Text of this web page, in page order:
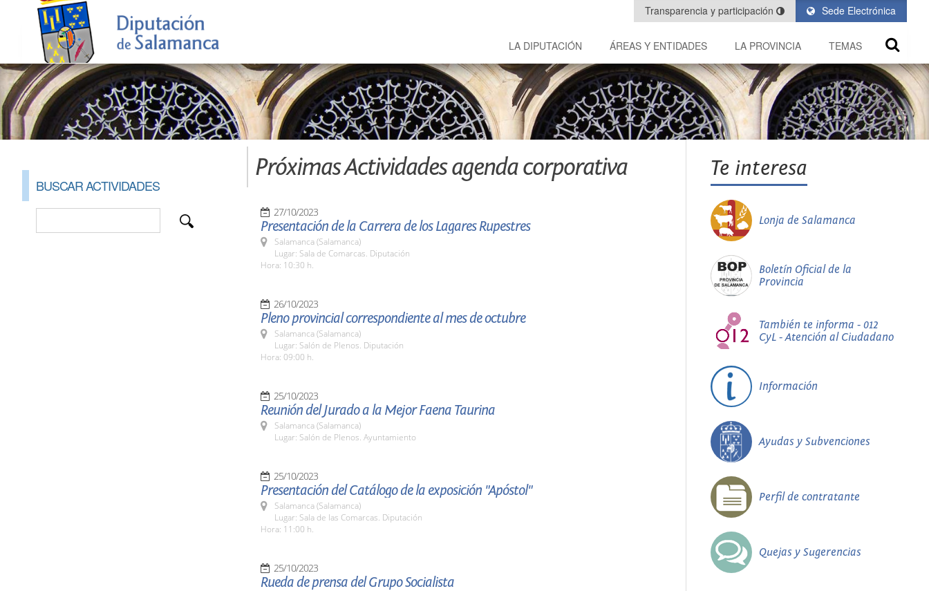
Sede Electrónica
Transparencia y participación
LA DIPUTACIÓN ÁREAS Y ENTIDADES LA PROVINCIA TEMAS
BUSCAR ACTIVIDADES
Próximas Actividades agenda corporativa
27/10/2023
Presentación de la Carrera de los Lagares Rupestres
Salamanca (Salamanca)
Lugar: Sala de Comarcas. Diputación
Hora: 10:30 h.
26/10/2023
Pleno provincial correspondiente al mes de octubre
Salamanca (Salamanca)
Lugar: Salón de Plenos. Diputación
Hora: 09:00 h.
25/10/2023
Reunión del Jurado a la Mejor Faena Taurina
Salamanca (Salamanca)
Lugar: Salón de Plenos. Ayuntamiento
25/10/2023
Presentación del Catálogo de la exposición "Apóstol"
Salamanca (Salamanca)
Lugar: Sala de las Comarcas. Diputación
Hora: 11:00 h.
25/10/2023
Rueda de prensa del Grupo Socialista
Te interesa
Lonja de Salamanca
Boletín Oficial de la
Provincia
También te informa - 012
CyL - Atención al Ciudadano
Información
Ayudas y Subvenciones
Perfil de contratante
Quejas y Sugerencias